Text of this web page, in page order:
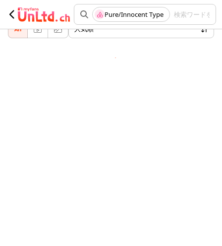
Pure/Innocent Type 検索ワードを入
ジャンル "Pure/Innocent Type" でおすすめの投稿
All 人気順